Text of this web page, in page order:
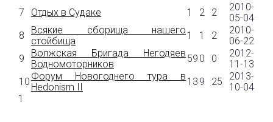
7
Отдых в Судаке 1 2 2
2010-
05-04
8
Всякие сборища нашего
стойбища
1 1 2
2010-
06-22
9
Волжская Бригада Негодяев
Водномоторников
59 0 0
2012-
11-13
10 Форум Новогоднего тура в
Hedonism II
13 9 25
2013-
10-04
1